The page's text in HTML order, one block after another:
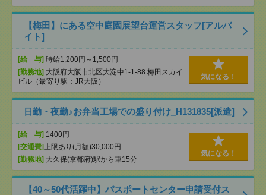
【梅田】にある空中庭園展望台運営スタッフ[アルバ
イト]
[給 与] 時給1,200円～1,500円
[勤務地] 大阪府大阪市北区大淀中1-1-88 梅田スカイ
ビル（最寄り駅：JR大阪）
気になる！
日勤・夜勤♪お弁当工場での盛り付け_H131835[派遣]
[給 与] 1400円
[交通費] 上限あり(月額)30,000円
[勤務地] 大久保(京都府)駅から車15分
気になる！
【40～50代活躍中】パスポートセンター申請受付ス